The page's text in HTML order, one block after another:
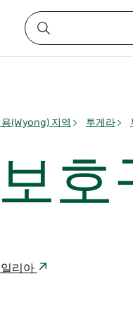
(Wyong) 지역 투게라
호
리아